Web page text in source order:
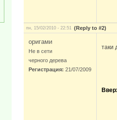
пн, 15/02/2010 - 22:51 (Reply to #2)
оригами
Не в сети
черного дерева
Регистрация: 21/07/2009
таки